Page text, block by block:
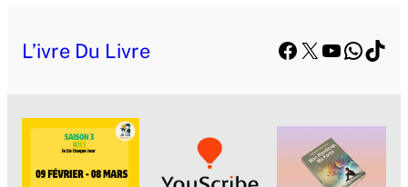
L’ivre Du Livre Facebook
X YouTube